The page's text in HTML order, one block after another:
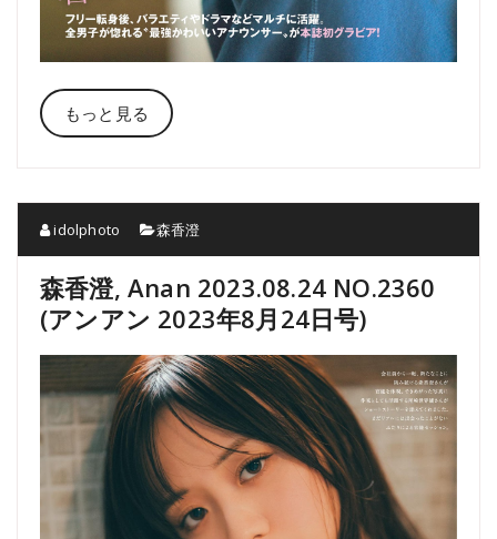
もっと見る
idolphoto 森香澄
森香澄, Anan 2023.08.24 NO.2360
(アンアン 2023年8月24日号)